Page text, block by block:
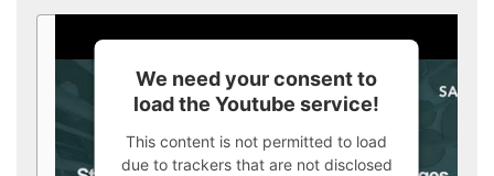
We need your consent to
load the Youtube service!
This content is not permitted to load
due to trackers that are not disclosed